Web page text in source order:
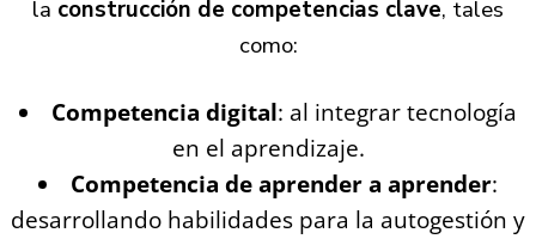
la construcción de competencias clave, tales
como:
Competencia digital: al integrar tecnología
en el aprendizaje.
Competencia de aprender a aprender:
desarrollando habilidades para la autogestión y